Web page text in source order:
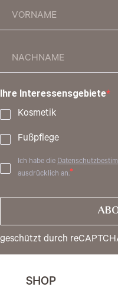
Ihre Interessensgebiete
Kosmetik
Fußpflege
Ich habe die
ausdrücklich an.
geschützt durch
SHOP